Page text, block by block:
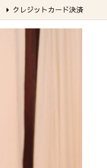
クレジットカード決済